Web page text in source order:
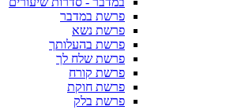
פרשת במדבר
פרשת נשא
פרשת בהעלותך
פרשת שלח לך
פרשת קורח
פרשת חוקת
פרשת בלק